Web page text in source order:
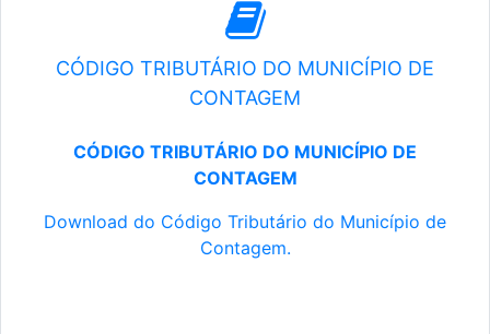
CÓDIGO TRIBUTÁRIO DO MUNICÍPIO DE
CONTAGEM
CÓDIGO TRIBUTÁRIO DO MUNICÍPIO DE
CONTAGEM
Download do Código Tributário do Município de
Contagem.